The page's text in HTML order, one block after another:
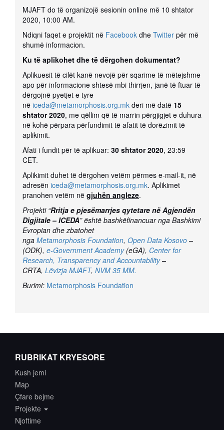
MJAFT do të organizojë sesionin online më 10 shtator
2020, 10:00 AM.
Ndiqni faqet e projektit në Facebook dhe Twitter për më
shumë informacion.
Ku të aplikohet dhe të dërgohen dokumentat?
Aplikuesit të cilët kanë nevojë për sqarime të mëtejshme
apo për informacione shtesë mbi thirrjen, janë të ftuar të
dërgojnë pyetjet e tyre
në iceda@metamorphosis.org.mk deri më datë 15
shtator 2020, me qëllim që të marrin përgjigjet e duhura
në kohë përpara përfundimit të afatit të dorëzimit të
aplikimit.
Afati i fundit për të aplikuar: 30 shtator 2020, 23:59
CET.
Aplikimit duhet të dërgohen vetëm përmes e-mail-it, në
adresën iceda@metamorphosis.org.mk. Aplikimet
pranohen vetëm në gjuhën angleze.
Projekti “Rritja e pjesëmarrjes qytetare në Agjendën
Digjitale – ICEDA” është bashkëfinancuar nga Bashkimi
Evropian dhe zbatohet
nga Metamorphosis Foundation, Open Data Kosovo –
(ODK), e-Government Academy(eGA), Center for
Research, Transparency and Accountability–
CRTA, Lëvizja MJAFT, NVM 35 MM.
Burimi: Metamorphosis Foundation
RUBRIKAT KRYESORE
Kush jemi
Map
Çfare bejme
Projekte
Njoftime